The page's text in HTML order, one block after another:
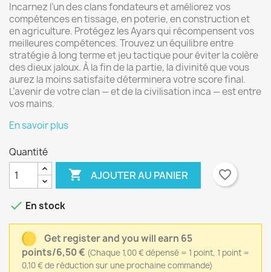
Incarnez l’un des clans fondateurs et améliorez vos
compétences en tissage, en poterie, en construction et
en agriculture. Protégez les Ayars qui récompensent vos
meilleures compétences. Trouvez un équilibre entre
stratégie à long terme et jeu tactique pour éviter la colère
des dieux jaloux. À la fin de la partie, la divinité que vous
aurez la moins satisfaite déterminera votre score final.
L’avenir de votre clan — et de la civilisation inca — est entre
vos mains.
En savoir plus
Quantité
 AJOUTER AU PANIER favorite_border
 En stock
Get register and you will earn 65
points/6,50 € (Chaque 1,00 € dépensé = 1 point, 1 point =
0,10 € de réduction sur une prochaine commande)